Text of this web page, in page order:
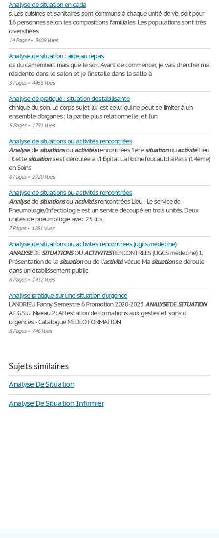
Analyse de situation en cada
s. Les cuisines et sanitaires sont communs à chaque unité de vie, soit pour
16 personnes selon les compositions familiales. Les populations sont très
diversifiées
14 Pages• 3408 Vues
Analyse de situation : aide au repas
ds du camembert mais que le soir. Avant de commencer, je vais chercher ma
résidente dans le salon et je l’installe dans la salle à
3 Pages• 4456 Vues
Analyse de pratique : situation destabilisante
chnique du soin. Le corps sujet lui, est celui qui ne peut se limiter à un
ensemble d’organes ; la partie plus relationnelle, et l’un
5 Pages• 1781 Vues
Analyse de situations ou activités rencontrées
Analysedesituationsouactivitésrencontrées 1èresituationouactivitéLieu
: Cettesituations'est déroulée à l'Hôpital La Rochefoucauld à Paris (14ème)
en Soins
6 Pages• 2720 Vues
Analyse de situations ou activités rencontrées
Analysedesituationsouactivitésrencontrées Lieu : Le service de
Pneumologie/Infectiologie est un service découpé en trois unités. Deux
unités de pneumologie avec 25 lits,
7 Pages• 1281 Vues
Analyse de situations ou activites rencontrees (ugcs médecine)
ANALYSEDESITUATIONSOUACTIVITESRENCONTREES (UGCS médecine) 1.
Présentation de lasituationou de l’activitévécue Masituationse déroule
dans un établissement public
6 Pages• 1432 Vues
Analyse pratique sur une situation d'urgence
LANDRIEU Fanny Semestre 6 Promotion 2020-2023ANALYSEDESITUATION
A.F.G.S.U. Niveau 2: Attestation de formations aux gestes et soins d'
urgences - Catalogue MEDEO FORMATION
8 Pages• 746 Vues
Sujets similaires
Analyse De Situation
Analyse De Situation Infirmier